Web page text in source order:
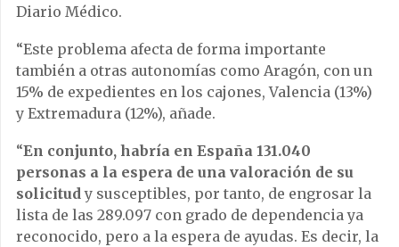
Diario Médico.
“Este problema afecta de forma importante
también a otras autonomías como Aragón, con un
15% de expedientes en los cajones, Valencia (13%)
y Extremadura (12%), añade.
“En conjunto, habría en España 131.040
personas a la espera de una valoración de su
solicitud y susceptibles, por tanto, de engrosar la
lista de las 289.097 con grado de dependencia ya
reconocido, pero a la espera de ayudas. Es decir, la